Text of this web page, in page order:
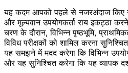
यह कदम आपको पहले से नजरअंदाज किए
और मूल्यवान उपयोगकर्ता राय इकट्ठा
चरण के दौरान, विभिन्न पृष्ठभूमि,
विविध परीक्षकों को शामिल करना
यह समझने में मदद करेगा कि विभिन्न
और यह सुनिश्चित करेगा कि यह व्यापक